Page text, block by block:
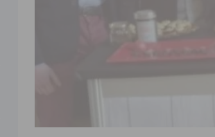
de gala para la coronación de la Corte 2026
con éxito las Fiestas de las Urbanizaciones de
cierra con un balance histórico y consolida a